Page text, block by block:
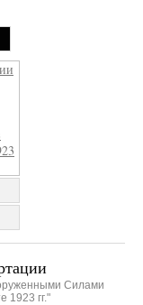
Силами
1923 гг."